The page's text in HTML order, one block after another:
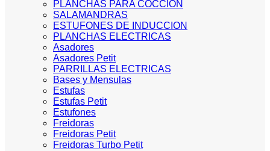
PLANCHAS PARA COCCION
SALAMANDRAS
ESTUFONES DE INDUCCION
PLANCHAS ELECTRICAS
Asadores
Asadores Petit
PARRILLAS ELECTRICAS
Bases y Mensulas
Estufas
Estufas Petit
Estufones
Freidoras
Freidoras Petit
Freidoras Turbo Petit